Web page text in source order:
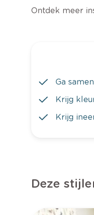
Ontdek meer
Ga
Krijg
Krijg
Deze